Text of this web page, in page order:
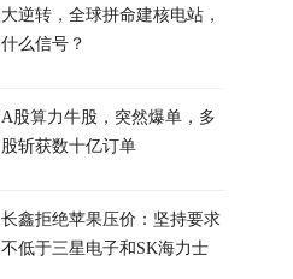
大逆转，全球拼命建核电站，
什么信号？
A股算力牛股，突然爆单，多
股斩获数十亿订单
长鑫拒绝苹果压价：坚持要求
不低于三星电子和SK海力士